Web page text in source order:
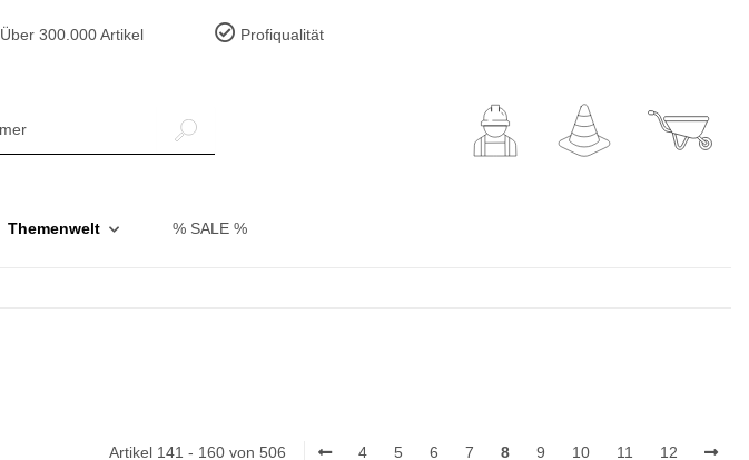
Über 300.000 Artikel Profiqualität
Themenwelt % SALE %
Artikel 141 - 160 von 506 4 5 6 7 8 9 10 11 12